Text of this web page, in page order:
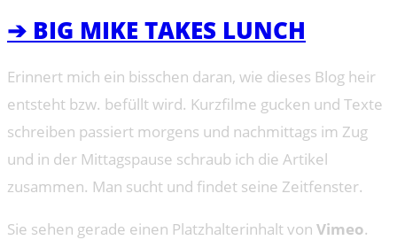
➔ BIG MIKE TAKES LUNCH
Erinnert mich ein bisschen daran, wie dieses Blog heir
entsteht bzw. befüllt wird. Kurzfilme gucken und Texte
schreiben passiert morgens und nachmittags im Zug
und in der Mittagspause schraub ich die Artikel
zusammen. Man sucht und findet seine Zeitfenster.
Sie sehen gerade einen Platzhalterinhalt von Vimeo.